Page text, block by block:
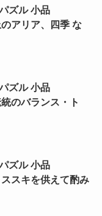
ズル 小品
アリア、四季 な
ズル 小品
のバランス・ト
ズル 小品
スキを供えて酌み